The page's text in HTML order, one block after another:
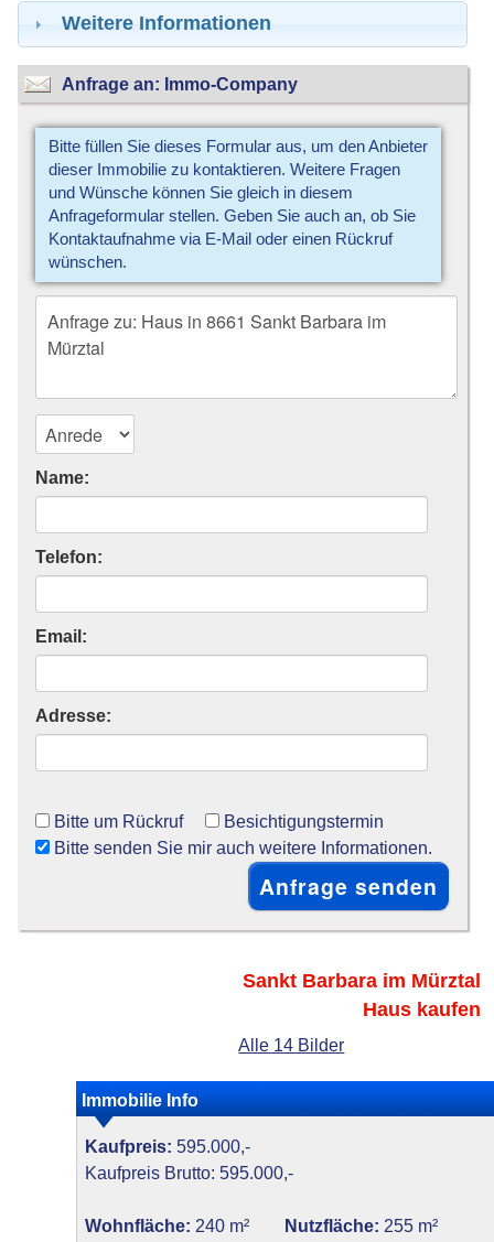
Weitere Informationen
Anfrage an: Immo-Company
Bitte füllen Sie dieses Formular aus, um den Anbieter
dieser Immobilie zu kontaktieren. Weitere Fragen
und Wünsche können Sie gleich in diesem
Anfrageformular stellen. Geben Sie auch an, ob Sie
Kontaktaufnahme via E-Mail oder einen Rückruf
wünschen.
Name:
Telefon:
Email:
Adresse:
Bitte um Rückruf
Besichtigungstermin
Bitte senden Sie mir auch weitere Informationen.
Sankt Barbara im Mürztal
Haus kaufen
Alle 14 Bilder
Immobilie Info
Kaufpreis: 595.000,-
Kaufpreis Brutto: 595.000,-
Wohnfläche: 240 m² Nutzfläche: 255 m²